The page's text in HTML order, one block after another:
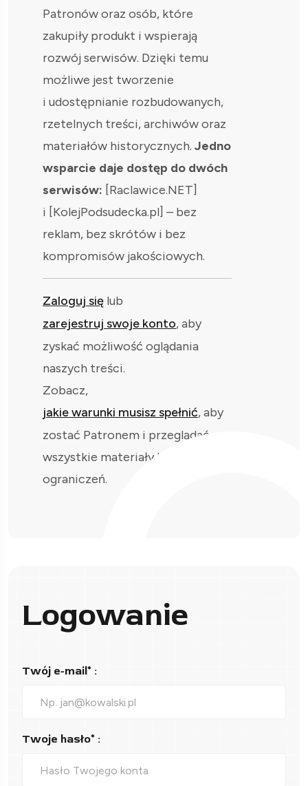
Patronów oraz osób, które
zakupiły produkt i wspierają
rozwój serwisów. Dzięki temu
możliwe jest tworzenie
i udostępnianie rozbudowanych,
rzetelnych treści, archiwów oraz
materiałów historycznych. Jedno
wsparcie daje dostęp do dwóch
serwisów: [Raclawice.NET]
i [KolejPodsudecka.pl] – bez
reklam, bez skrótów i bez
kompromisów jakościowych.
Zaloguj się lub
zarejestruj swoje konto, aby
zyskać możliwość oglądania
naszych treści.
Zobacz,
jakie warunki musisz spełnić, aby
zostać Patronem i przeglądać
wszystkie materiały bez
ograniczeń.
Logowanie
Twój e-mail* :
Twoje hasło* :